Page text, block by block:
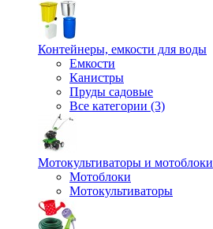
Контейнеры, емкости для воды
Емкости
Канистры
Пруды садовые
Все категории (3)
Мотокультиваторы и мотоблоки
Мотоблоки
Мотокультиваторы